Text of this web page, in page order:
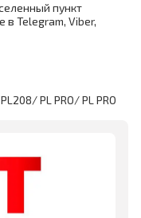
пункт
в Telegram, Viber,
PL PRO/ PL PRO